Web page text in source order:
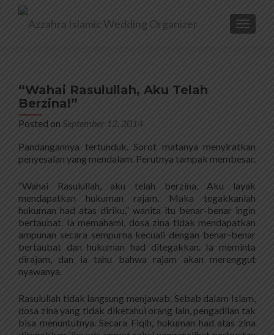
“Wahai Rasulullah, Aku Telah
Berzina!”
Posted on September 12, 2014
Pandangannya tertunduk. Sorot matanya menyiratkan
penyesalan yang mendalam. Perutnya tampak membesar.
“Wahai Rasulullah, aku telah berzina. Aku layak
mendapatkan hukuman rajam. Maka tegakkanlah
hukuman had atas diriku,” wanita itu benar-benar ingin
bertaubat. Ia memahami, dosa zina tidak mendapatkan
ampunan secara sempurna kecuali dengan benar-benar
bertaubat dan hukuman had ditegakkan. Ia meminta
dirajam, dan ia tahu bahwa rajam akan merenggut
nyawanya.
Rasulullah tidak langsung menjawab. Sebab dalam Islam,
dosa zina yang tidak diketahui orang lain, pengadilan tak
bisa menuntutnya. Secara Fiqih, hukuman had atas zina